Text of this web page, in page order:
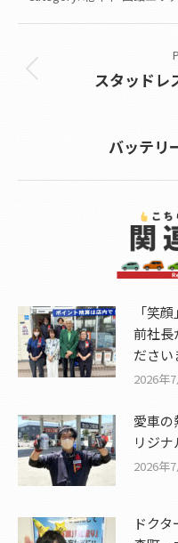
navigation
スタッドレ
バッテリ
「笑
前社長
ださい
2026年
愛車の
リジナ
2026年
ドク